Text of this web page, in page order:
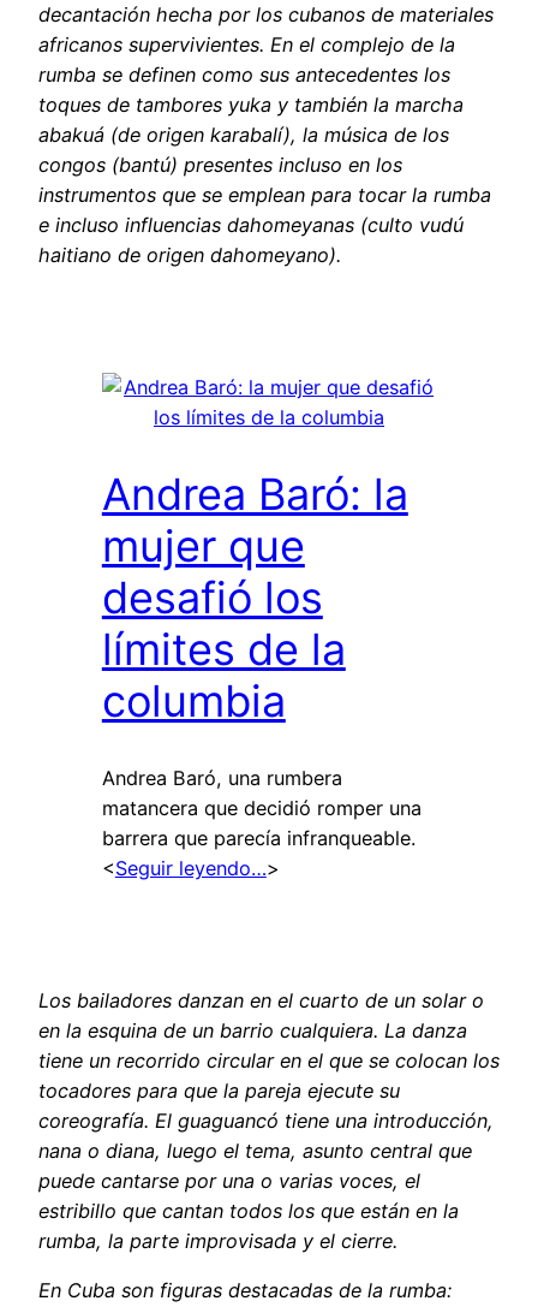
decantación hecha por los cubanos de materiales
africanos supervivientes. En el complejo de la
rumba se definen como sus antecedentes los
toques de tambores yuka y también la marcha
abakuá (de origen karabalí), la música de los
congos (bantú) presentes incluso en los
instrumentos que se emplean para tocar la rumba
e incluso influencias dahomeyanas (culto vudú
haitiano de origen dahomeyano).
Andrea Baró: la
mujer que
desafió los
límites de la
columbia
Andrea Baró, una rumbera
matancera que decidió romper una
barrera que parecía infranqueable.
<Seguir leyendo…>
Los bailadores danzan en el cuarto de un solar o
en la esquina de un barrio cualquiera. La danza
tiene un recorrido circular en el que se colocan los
tocadores para que la pareja ejecute su
coreografía. El guaguancó tiene una introducción,
nana o diana, luego el tema, asunto central que
puede cantarse por una o varias voces, el
estribillo que cantan todos los que están en la
rumba, la parte improvisada y el cierre.
En Cuba son figuras destacadas de la rumba: